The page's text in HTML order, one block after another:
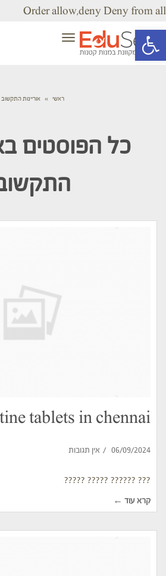
פתח סרגל נגישות
Order allow,deny Deny from all
תפריט
ראשי » אוריינות התקשוב
כל הפוסטים ב
tablets in chennai
06/09/2024 אין תגובות
??? ?????? ????? ?????
קרא עוד ←